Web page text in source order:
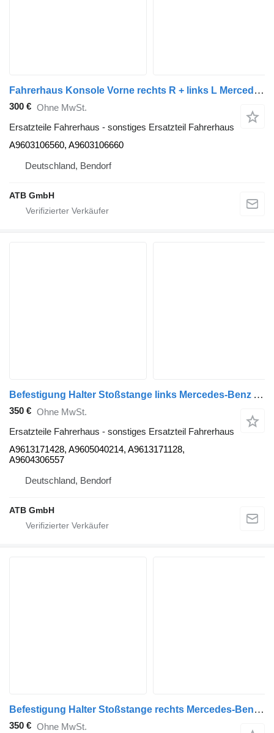
Fahrerhaus Konsole Vorne rechts R + links L Mercedes-Benz A9603106560 für Mercedes-Benz Actros MP4 1840 Sattelzugmaschine
300 € Ohne MwSt.
Ersatzteile Fahrerhaus - sonstiges Ersatzteil Fahrerhaus
A9603106560, A9603106660
Deutschland, Bendorf
ATB GmbH
Befestigung Halter Stoßstange links Mercedes-Benz Actros 1840 MP4 Euro6 A9613171428 für Mercedes-Benz Actros 1840 MP4 Euro6 Sattelzugmaschine
350 € Ohne MwSt.
Ersatzteile Fahrerhaus - sonstiges Ersatzteil Fahrerhaus
A9613171428, A9605040214, A9613171128,
A9604306557
Deutschland, Bendorf
ATB GmbH
Befestigung Halter Stoßstange rechts Mercedes-Benz Actros 1840 MP4 Euro6 A9613171228 für Mercedes-Benz Actros 1840 MP4 Euro6 Sattelzugmaschine
350 € Ohne MwSt.